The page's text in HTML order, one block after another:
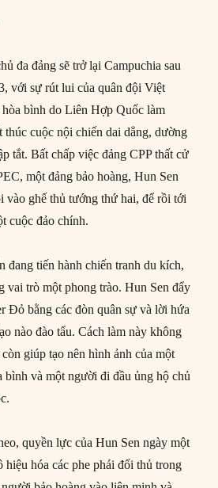
đa đảng sẽ trở lại Campuchia sau
với sự rút lui của quân đội Việt
bình do Liên Hợp Quốc làm
thúc cuộc nội chiến dai dẳng, dường
tắt. Bất chấp việc đảng CPP thất cử
một đảng bảo hoàng, Hun Sen
vào ghế thủ tướng thứ hai, để rồi tới
cuộc đảo chính.
tiến hành chiến tranh du kích,
vai trò một phong trào. Hun Sen đẩy
Đỏ bằng các đòn quân sự và lời hứa
nào đào tẩu. Cách làm này không
giúp tạo nên hình ảnh của một
bình và một người đi đầu ủng hộ chủ
quyền lực của Hun Sen ngày một
hóa các phe phái đối thủ trong